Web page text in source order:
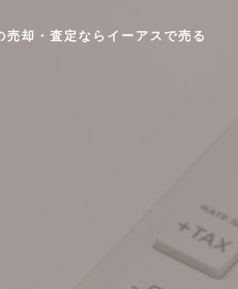
売却・査定ならイーアスで売る